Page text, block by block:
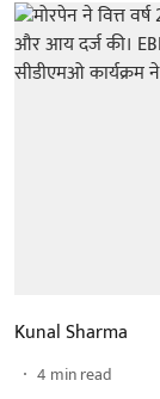
Kunal Sharma
4 min read